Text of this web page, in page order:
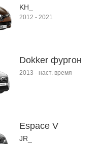
KH_
2012 - 2021
Dokker фургон
2013 - наст. время
Espace V
JR_